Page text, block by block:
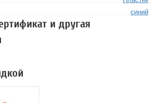
синий
и другая